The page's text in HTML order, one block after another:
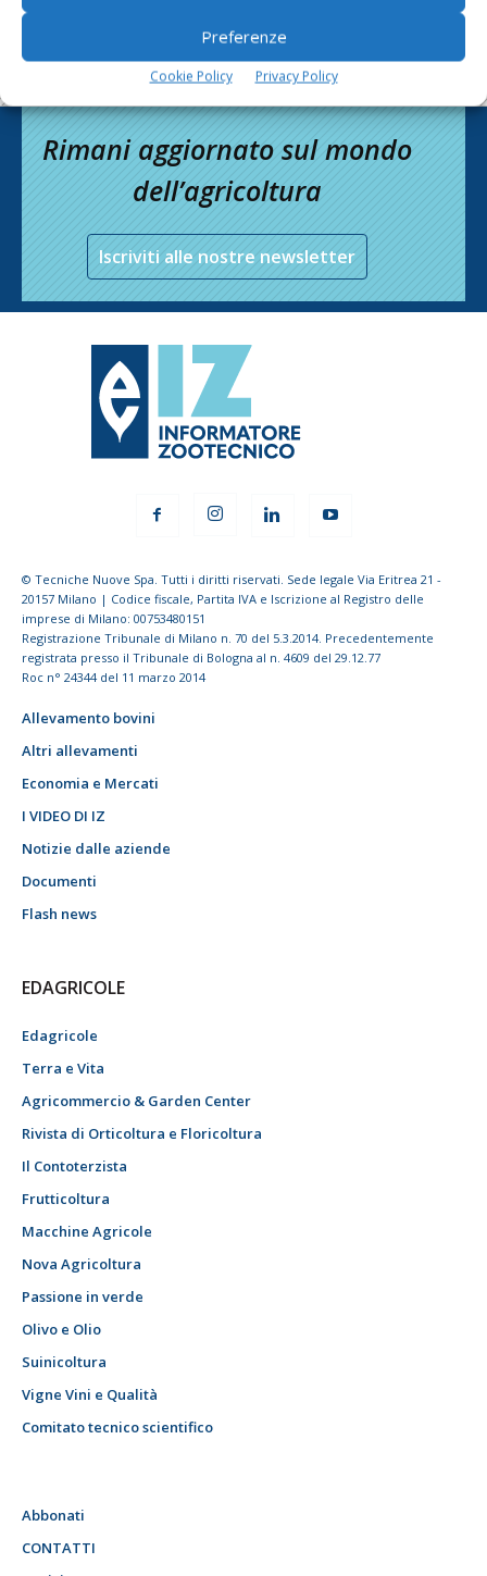
Preferenze
Cookie Policy Privacy Policy
Rimani aggiornato sul mondo
dell’agricoltura
Iscriviti alle nostre newsletter
© Tecniche Nuove Spa. Tutti i diritti riservati. Sede legale Via Eritrea 21 -
20157 Milano | Codice fiscale, Partita IVA e Iscrizione al Registro delle
imprese di Milano: 00753480151
Registrazione Tribunale di Milano n. 70 del 5.3.2014. Precedentemente
registrata presso il Tribunale di Bologna al n. 4609 del 29.12.77
Roc n° 24344 del 11 marzo 2014
Allevamento bovini
Altri allevamenti
Economia e Mercati
I VIDEO DI IZ
Notizie dalle aziende
Documenti
Flash news
EDAGRICOLE
Edagricole
Terra e Vita
Agricommercio & Garden Center
Rivista di Orticoltura e Floricoltura
Il Contoterzista
Frutticoltura
Macchine Agricole
Nova Agricoltura
Passione in verde
Olivo e Olio
Suinicoltura
Vigne Vini e Qualità
Comitato tecnico scientifico
Abbonati
CONTATTI